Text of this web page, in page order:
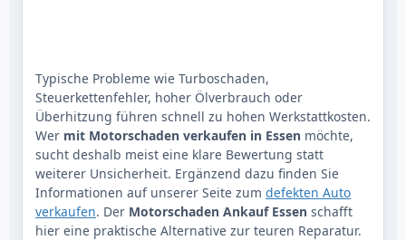
Typische Probleme wie Turboschaden,
Steuerkettenfehler, hoher Ölverbrauch oder
Überhitzung führen schnell zu hohen Werkstattkosten.
Wer mit Motorschaden verkaufen in Essen möchte,
sucht deshalb meist eine klare Bewertung statt
weiterer Unsicherheit. Ergänzend dazu finden Sie
Informationen auf unserer Seite zum defekten Auto
verkaufen. Der Motorschaden Ankauf Essen schafft
hier eine praktische Alternative zur teuren Reparatur.